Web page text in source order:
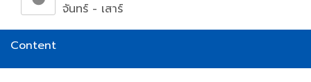
จันทร์ - เสาร์
Content